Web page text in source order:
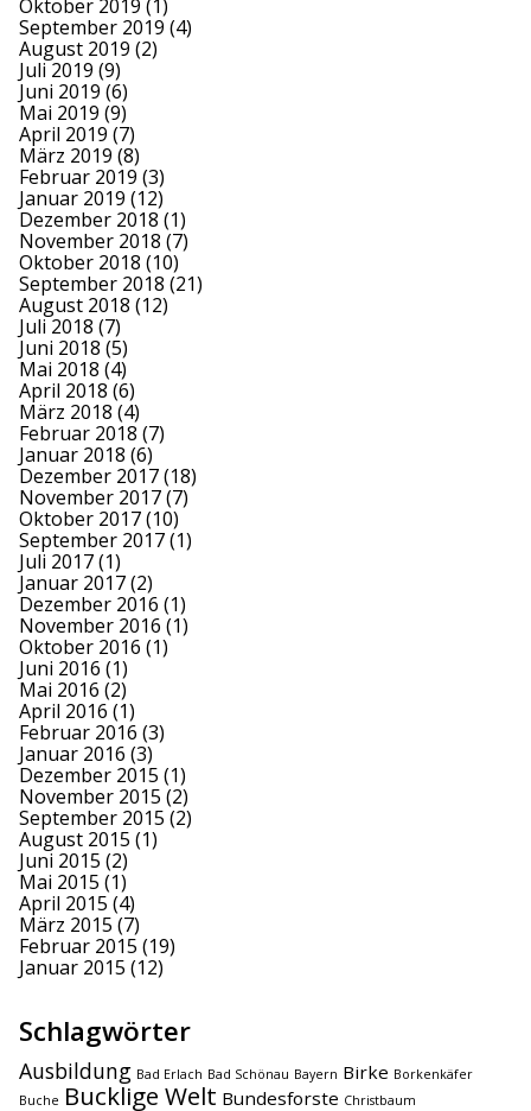
Oktober 2019 (1)
September 2019 (4)
August 2019 (2)
Juli 2019 (9)
Juni 2019 (6)
Mai 2019 (9)
April 2019 (7)
März 2019 (8)
Februar 2019 (3)
Januar 2019 (12)
Dezember 2018 (1)
November 2018 (7)
Oktober 2018 (10)
September 2018 (21)
August 2018 (12)
Juli 2018 (7)
Juni 2018 (5)
Mai 2018 (4)
April 2018 (6)
März 2018 (4)
Februar 2018 (7)
Januar 2018 (6)
Dezember 2017(18)
November 2017(7)
Oktober 2017(10)
September 2017(1)
Juli 2017(1)
Januar 2017(2)
Dezember 2016 (1)
November 2016 (1)
Oktober 2016 (1)
Juni 2016 (1)
Mai 2016 (2)
April 2016 (1)
Februar 2016 (3)
Januar 2016 (3)
Dezember 2015 (1)
November 2015 (2)
September 2015 (2)
August 2015 (1)
Juni 2015 (2)
Mai 2015 (1)
April 2015 (4)
März 2015 (7)
Februar 2015 (19)
Januar 2015 (12)
Schlagwörter
Ausbildung Bad Erlach Bad Schönau Bayern Birke Borkenkäfer
Buche Bucklige Welt Bundesforste Christbaum